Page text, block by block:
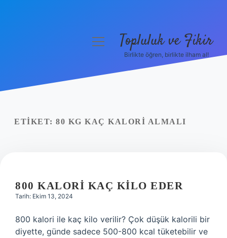
Yasal Uyarı
menüyüTopluluk ve Fikir
Birlikte öğren, birlikte ilham al!
ETIKET: 80 KG KAÇ KALORI ALMALI
800 KALORI KAÇ KILO EDER
Tarih: Ekim 13, 2024
800 kalori ile kaç kilo verilir? Çok düşük kalorili bir
diyette, günde sadece 500-800 kcal tüketebilir ve